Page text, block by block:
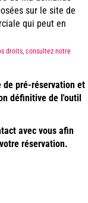
sur le site de
qui peut en
droits, consultez notre
de pré-réservation et
définitive de l'outil
avec vous afin
réservation.